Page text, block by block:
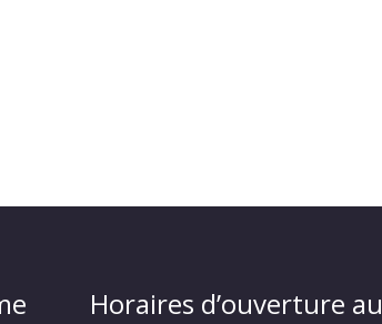
Horaires d’ouverture au